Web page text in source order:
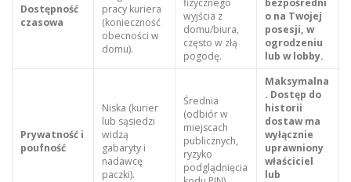
Dostępność
czasowa
pracy kuriera
(konieczność
obecności w
domu).
wyjścia z
domu/biura,
często w złą
pogodę.
o na Twojej
posesji, w
ogrodzeniu
lub w lobby.
Prywatność i
poufność
Niska (kurier
lub sąsiedzi
widzą
gabaryty i
nadawcę
paczki).
Średnia
(odbiór w
miejscach
publicznych,
ryzyko
podglądnięcia
Maksymalna
. Dostęp do
historii
dostaw ma
wyłącznie
uprawniony
właściciel
lub